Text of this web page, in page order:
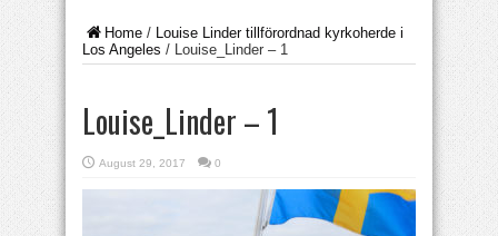
Home / Louise Linder tillförordnad kyrkoherde i
Los Angeles / Louise_Linder – 1
Louise_Linder – 1
August 29, 2017 0